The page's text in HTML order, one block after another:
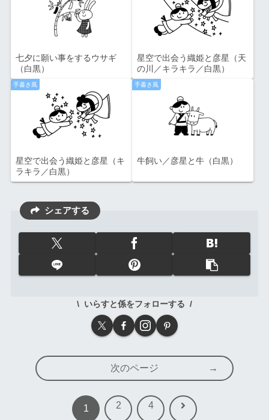
七夕に願い事をするウサギ
（白黒）
星空で出会う織姫と彦星（天
の川／キラキラ／白黒）
手書き風
星空で出会う織姫と彦星（キ
ラキラ／白黒）
手書き風
牛飼い／彦星と牛（白黒）
シェアする
いらすと係をフォローする
次のページ
1 2 4
次